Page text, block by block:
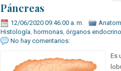
Páncreas
12/06/2020 09:46:00 a. m.
Histología hormonas órganos
No hay comentarios:
Es